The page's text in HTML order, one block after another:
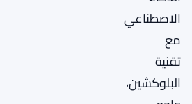
الاصطناعي
مع
تقنية
البلوكشين،